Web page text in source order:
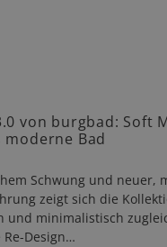
von burgbad: Soft
Bad
Schwung und neuer,
zeigt sich die
und minimalistisch
Design…